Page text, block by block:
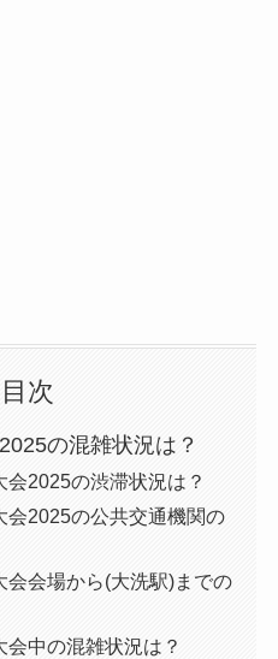
目次
の混雑状況は？
会2025の渋滞状況は？
会2025の公共交通機関の
会会場から(大洗駅)までの
会中の混雑状況は？